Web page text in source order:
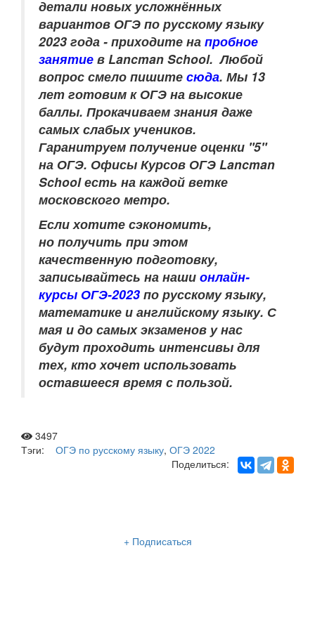
детали новых усложнённых
вариантов ОГЭ по русскому языку
2023 года - приходите на пробное
занятие в Lancman School.Любой
вопрос смело пишите сюда. Мы 13
лет готовим к ОГЭ на высокие
баллы. Прокачиваем знания даже
самых слабых учеников.
Гаранитруем получение оценки "5"
на ОГЭ. Офисы Курсов ОГЭ Lancman
School есть на каждой ветке
московского метро.
Если хотите сэкономить,
но получить при этом
качественную подготовку,
записывайтесь на наши онлайн-
курсы ОГЭ-2023 по русскому языку,
математике и английскому языку. С
мая и до самых экзаменов у нас
будут проходить интенсивы для
тех, кто хочет использовать
оставшееся время с пользой.
3497
Тэги:
ОГЭ по русскому языку, ОГЭ 2022
Поделиться:
+ Подписаться